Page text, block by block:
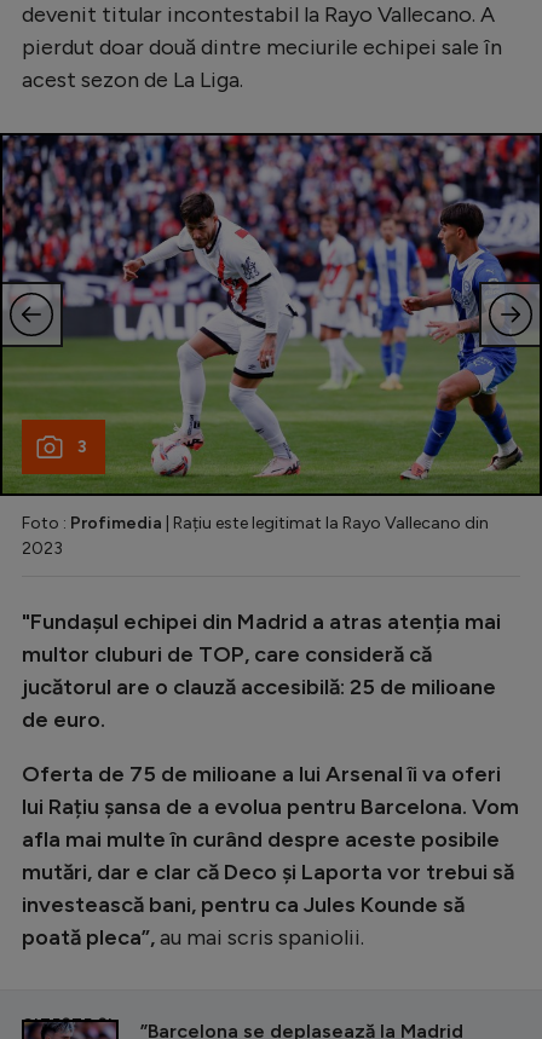
devenit titular incontestabil la Rayo Vallecano. A
pierdut doar două dintre meciurile echipei sale în
acest sezon de La Liga.
3
Foto : Profimedia | Rațiu este legitimat la Rayo Vallecano din
2023
"Fundașul echipei din Madrid a atras atenția mai
multor cluburi de TOP, care consideră că
jucătorul are o clauză accesibilă: 25 de milioane
de euro.
Oferta de 75 de milioane a lui Arsenal îi va oferi
lui Rațiu șansa de a evolua pentru Barcelona. Vom
afla mai multe în curând despre aceste posibile
mutări, dar e clar că Deco și Laporta vor trebui să
investească bani, pentru ca Jules Kounde să
poată pleca”,au mai scris spaniolii.
CITEȘTE ȘI ”Barcelona se deplasează la Madrid